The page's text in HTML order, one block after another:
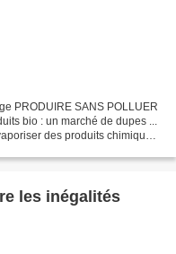
PRODUIRE SANS POLLUER
bio : un marché de dupes ...
des produits chimiques
les inégalités